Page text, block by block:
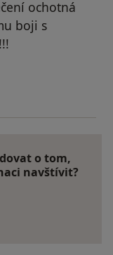
ochotná
boji s
o tom,
navštívit?